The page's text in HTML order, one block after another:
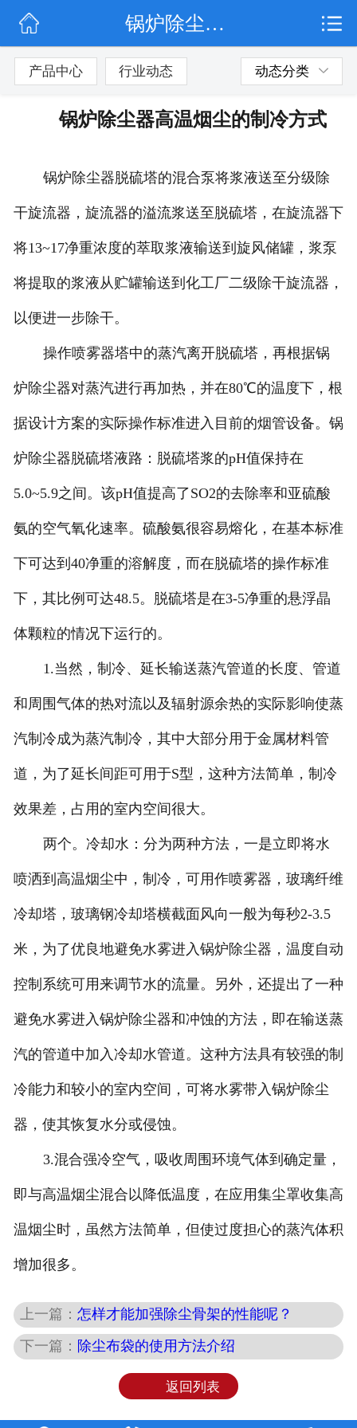
公司简介
联系我们
锅炉除尘器高温烟尘的制冷方式
产品中心 行业动态 动态分类
锅炉除尘器高温烟尘的制冷方式
锅炉除尘器脱硫塔的混合泵将浆液送至分级除
干旋流器，旋流器的溢流浆送至脱硫塔，在旋流器下
将13~17净重浓度的萃取浆液输送到旋风储罐，浆泵
将提取的浆液从贮罐输送到化工厂二级除干旋流器，
以便进一步除干。
操作喷雾器塔中的蒸汽离开脱硫塔，再根据锅
炉除尘器对蒸汽进行再加热，并在80℃的温度下，根
据设计方案的实际操作标准进入目前的烟管设备。锅
炉除尘器脱硫塔液路：脱硫塔浆的pH值保持在
5.0~5.9之间。该pH值提高了SO2的去除率和亚硫酸
氨的空气氧化速率。硫酸氨很容易熔化，在基本标准
下可达到40净重的溶解度，而在脱硫塔的操作标准
下，其比例可达48.5。脱硫塔是在3-5净重的悬浮晶
体颗粒的情况下运行的。
1.当然，制冷、延长输送蒸汽管道的长度、管道
和周围气体的热对流以及辐射源余热的实际影响使蒸
汽制冷成为蒸汽制冷，其中大部分用于金属材料管
道，为了延长间距可用于S型，这种方法简单，制冷
效果差，占用的室内空间很大。
两个。冷却水：分为两种方法，一是立即将水
喷洒到高温烟尘中，制冷，可用作喷雾器，玻璃纤维
冷却塔，玻璃钢冷却塔横截面风向一般为每秒2-3.5
米，为了优良地避免水雾进入锅炉除尘器，温度自动
控制系统可用来调节水的流量。另外，还提出了一种
避免水雾进入锅炉除尘器和冲蚀的方法，即在输送蒸
汽的管道中加入冷却水管道。这种方法具有较强的制
冷能力和较小的室内空间，可将水雾带入锅炉除尘
器，使其恢复水分或侵蚀。
3.混合强冷空气，吸收周围环境气体到确定量，
即与高温烟尘混合以降低温度，在应用集尘罩收集高
温烟尘时，虽然方法简单，但使过度担心的蒸汽体积
增加很多。
上一篇：怎样才能加强除尘骨架的性能呢？
下一篇： 除尘布袋的使用方法介绍
返回列表